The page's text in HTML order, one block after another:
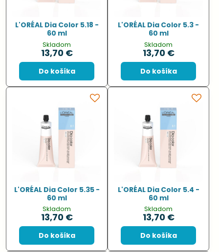
L'ORÉAL Dia Color 5.18 -
60 ml
Skladom
13,70 €
Do košíka
L'ORÉAL Dia Color 5.3 -
60 ml
Skladom
13,70 €
Do košíka
L'ORÉAL Dia Color 5.35 -
60 ml
Skladom
13,70 €
Do košíka
L'ORÉAL Dia Color 5.4 -
60 ml
Skladom
13,70 €
Do košíka